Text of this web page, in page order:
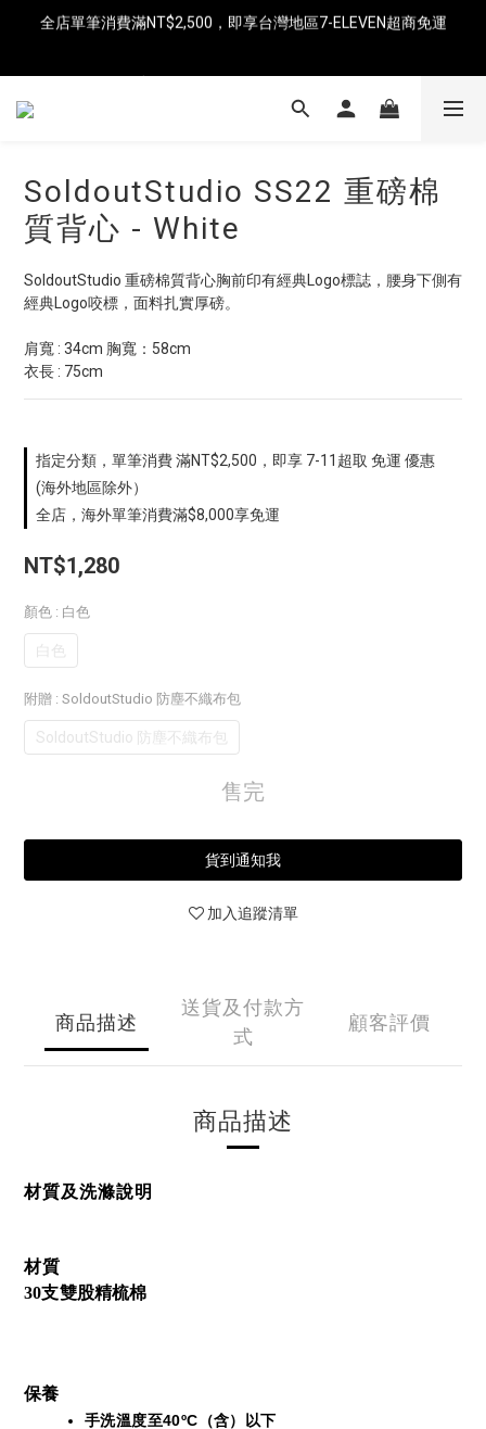
即日起消費滿NT$8,000免運（中國、香港、澳門、新加坡、馬來
SoldoutStudio SS22 重磅棉
質背心 - White
SoldoutStudio 重磅棉質背心胸前印有經典Logo標誌，腰身下側有
經典Logo咬標，面料扎實厚磅。
肩寬 : 34cm 胸寬：58cm
衣長 : 75cm
指定分類，單筆消費 滿NT$2,500，即享 7-11超取 免運 優惠
(海外地區除外）
全店，海外單筆消費滿$8,000享免運
NT$1,280
顏色 : 白色
白色
附贈 : SoldoutStudio 防塵不織布包
SoldoutStudio 防塵不織布包
售完
貨到通知我
加入追蹤清單
商品描述
送貨及付款方
式
顧客評價
商品描述
材質及洗滌說明
材質
30支雙股精梳棉
保養
手洗溫度至40ºC（含）以下